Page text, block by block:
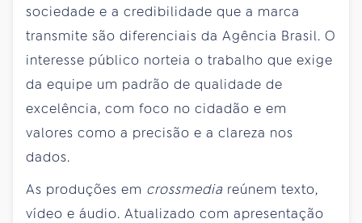
sociedade e a credibilidade que a marca
transmite são diferenciais da Agência Brasil. O
interesse público norteia o trabalho que exige
da equipe um padrão de qualidade de
excelência, com foco no cidadão e em
valores como a precisão e a clareza nos
dados.
As produções em crossmedia reúnem texto,
vídeo e áudio. Atualizado com apresentação